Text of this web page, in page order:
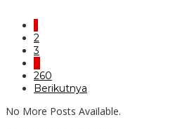
2
3
260
Berikutnya
No More Posts Available.